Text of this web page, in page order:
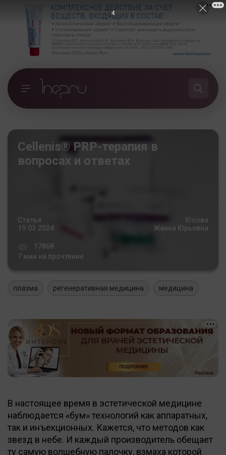
Cellenis® PRP-терапия в
вопросах и ответах
Статья
19.03.2024
17868
7 мин на прочтение
Юсова
Жанна Юрьевна
плазма регенеративная медицина медицина
В настоящее время в эстетической медицине
наблюдается «бум» технологий как аппаратных,
так и инъекционных. Кажется, что методов как
звезд в небе. И каждый производитель обещает
ту самую волшебную палочку, взмаха которой
3